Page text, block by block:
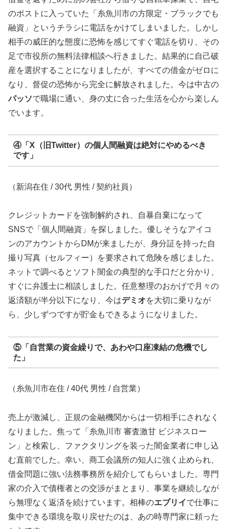
のポストに入っていた「糸魚川市の方限定・ブラックでも
融資」というチラシに電話をかけてしまいました。しかし
相手の威圧的な態度に恐怖を感じてすぐ電話を切り、その
足で市役所の無料法律相談へ行きました。結果的に自己破
産を選択することになりましたが、すべての借金がゼロに
なり、督促の恐怖から完全に解放されました。今は中古の
パッソで職場に通い、身の丈に合った生活を心から楽しん
でいます。
④「X（旧Twitter）の個人間融資は絶対にやめるべき
です」
（新潟在住 / 30代 男性 / 契約社員）
クレジットカードを強制解約され、自暴自棄になって
SNSで「個人間融資」を探しました。優しそうなアイコ
ンのアカウントからDMが来ましたが、身分証を持った自
撮り写真（セルフィー）を要求されて危険を感じました。
ネットで調べるとソフト闇金の典型的な手口だと分かり、
すぐに弁護士に相談しました。任意整理のおかげで月々の
返済額が半分以下になり、今はデミオを大切に乗りなが
ら、少しずつですが貯金もできるようになりました。
⑤「自営業の資金繰りで、あわや口座凍結の危機でし
た」
（糸魚川市在住 / 40代 男性 / 自営業）
売上が激減し、正規の金融機関からは一切相手にされなく
なりました。焦って「糸魚川市 審査激甘 ビジネスロー
ン」と検索し、ファクタリングを装った闇金業者に申し込
む直前でした。幸い、商工会議所の知人に強く止められ、
借金問題に強い法務事務所を紹介してもらいました。専門
家の介入で債権者との交渉がまとまり、事業を継続しなが
ら無理なく返済を続けています。相棒のエブリイで仕事に
集中できる環境を取り戻せたのは、あの時専門家に頼った